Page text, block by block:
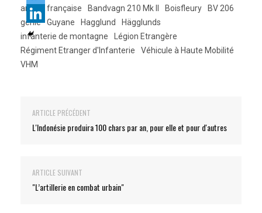
armée française
Bandvagn 210 Mk II Boisfleury
BV 206
génie
Guyane Hagglund
Hägglunds
infanterie de montagne
Légion Etrangère
Régiment Etranger d'Infanterie
Véhicule à Haute Mobilité
VHM
ARTICLE PRÉCÉDENT
L'Indonésie produira 100 chars par an, pour elle et pour d'autres
ARTICLE SUIVANT
"L’artillerie en combat urbain"